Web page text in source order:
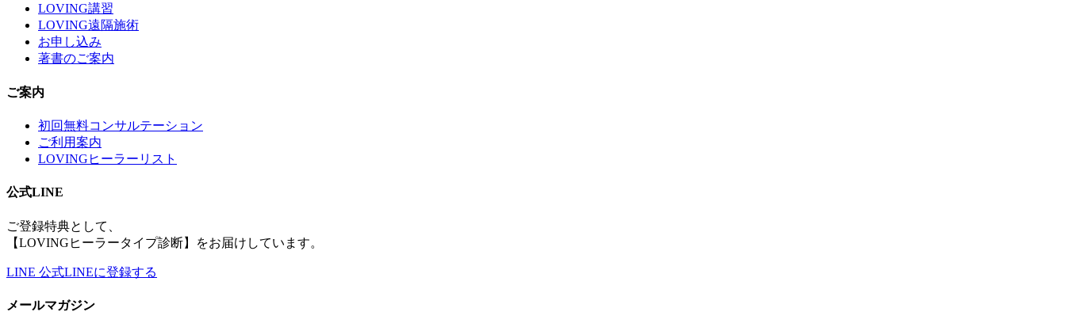
LOVING講習
LOVING遠隔施術
お申し込み
著書のご案内
ご案内
初回無料コンサルテーション
ご利用案内
LOVINGヒーラーリスト
公式LINE
ご登録特典として、
【LOVINGヒーラータイプ診断】をお届けしています。
LINE 公式LINEに登録する
メールマガジン